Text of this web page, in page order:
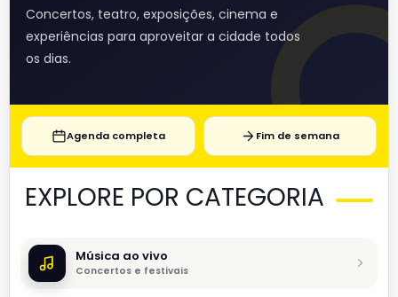
Concertos, teatro, exposições, cinema e
experiências para aproveitar a cidade todos
os dias.
Agenda completa Fim de semana
EXPLORE POR CATEGORIA
Música ao vivo
Concertos e festivais